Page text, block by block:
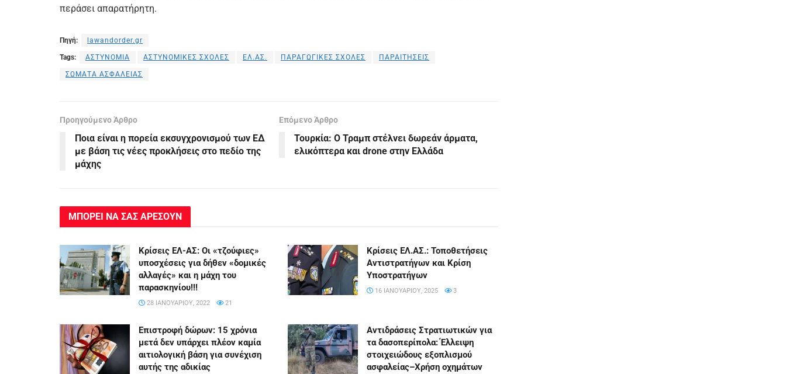
περάσει απαρατήρητη.
Πηγή: lawandorder.gr
Tags: ΑΣΤΥΝΟΜΙΑ ΑΣΤΥΝΟΜΙΚΕΣ ΣΧΟΛΕΣ ΕΛ.ΑΣ. ΠΑΡΑΓΩΓΙΚΕΣ ΣΧΟΛΕΣ ΠΑΡΑΙΤΗΣΕΙΣ
ΣΩΜΑΤΑ ΑΣΦΑΛΕΙΑΣ
Προηγούμενο Άρθρο
Ποια είναι η πορεία εκσυγχρονισμού των ΕΔ
με βάση τις νέες προκλήσεις στο πεδίο της
μάχης
Επόμενο Άρθρο
Τουρκία: Ο Τραμπ στέλνει δωρεάν άρματα,
ελικόπτερα και drone στην Ελλάδα
ΜΠΟΡΕΙ ΝΑ ΣΑΣ ΑΡΕΣΟΥΝ
Κρίσεις ΕΛ-ΑΣ: Οι «τζούφιες»
υποσχέσεις για δήθεν «δομικές
αλλαγές» και η μάχη του
παρασκηνίου!!!
28 ΙΑΝΟΥΑΡΊΟΥ, 2022 21
Kρίσεις ΕΛ.ΑΣ.: Τοποθετήσεις
Αντιστρατήγων και Κρίση
Υποστρατήγων
16 ΙΑΝΟΥΑΡΊΟΥ, 2025 3
Επιστροφή δώρων: 15 χρόνια
μετά δεν υπάρχει πλέον καμία
αιτιολογική βάση για συνέχιση
αυτής της αδικίας
Αντιδράσεις Στρατιωτικών για
τα δασοπερίπολα: Έλλειψη
στοιχειώδους εξοπλισμού
ασφαλείας–Χρήση οχημάτων